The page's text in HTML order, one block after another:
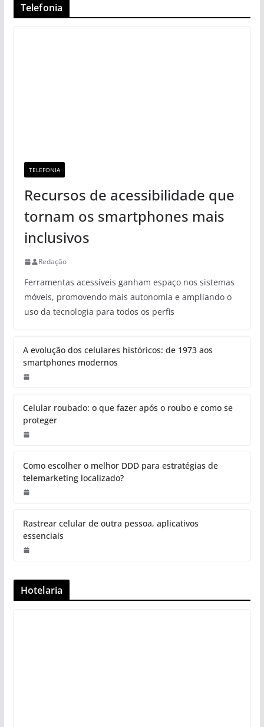
Telefonia
TELEFONIA
Recursos de acessibilidade que
tornam os smartphones mais
inclusivos
Redação
Ferramentas acessíveis ganham espaço nos sistemas
móveis, promovendo mais autonomia e ampliando o
uso da tecnologia para todos os perfis
A evolução dos celulares históricos: de 1973 aos
smartphones modernos
Celular roubado: o que fazer após o roubo e como se
proteger
Como escolher o melhor DDD para estratégias de
telemarketing localizado?
Rastrear celular de outra pessoa, aplicativos
essenciais
Hotelaria